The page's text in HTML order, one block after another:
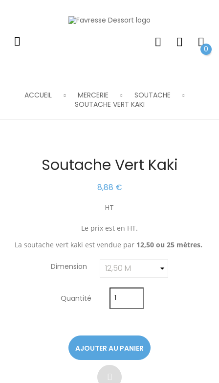
0
ACCUEIL MERCERIE
SOUTACHE
SOUTACHE VERT KAKI
Soutache Vert Kaki
8,88 €
HT
Le prix est en HT.
La soutache vert kaki est vendue par 12,50 ou 25 mètres.
Dimension
Quantité
AJOUTER AU PANIER